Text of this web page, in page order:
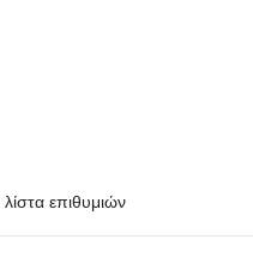
επιθυμιών